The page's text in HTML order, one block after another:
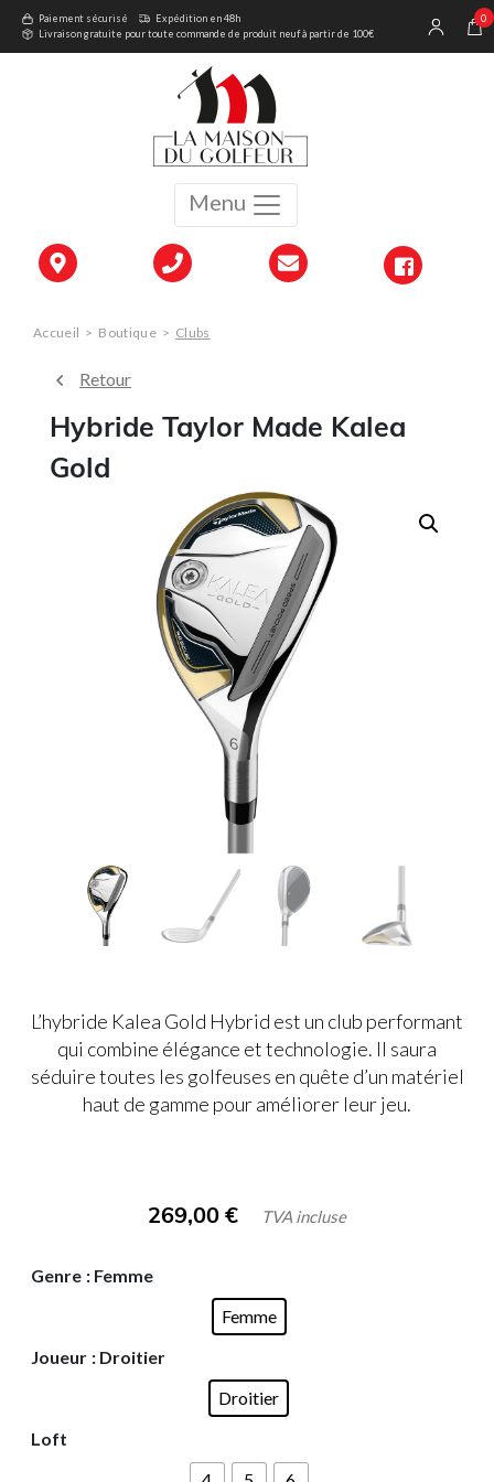
Menu
Paiement sécurisé
Expédition en 48h
Livraison gratuite pour toute commande de produit neuf à partir de 100€
0
Accueil > Boutique > Clubs
Retour
Hybride Taylor Made Kalea
Gold
L’hybride Kalea Gold Hybrid est un club performant
qui combine élégance et technologie. Il saura
séduire toutes les golfeuses en quête d’un matériel
haut de gamme pour améliorer leur jeu.
269,00 € TVA incluse
Genre : Femme
Femme
Joueur : Droitier
Droitier
Loft